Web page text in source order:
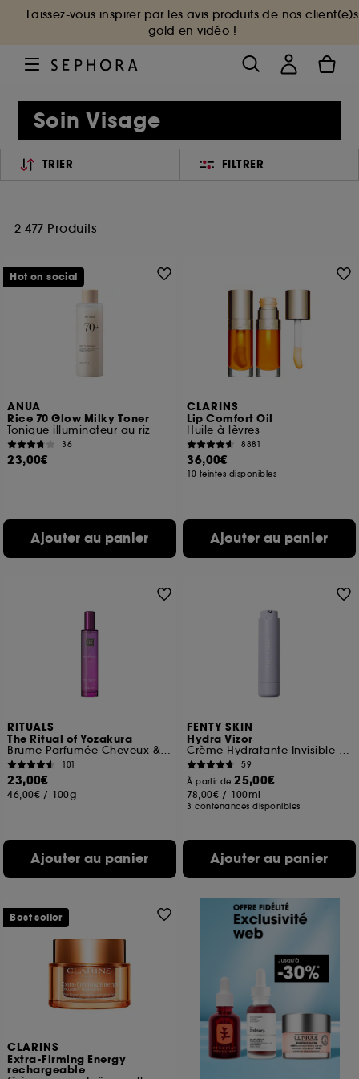
Laissez-vous inspirer par les avis produits de nos client(e)s
gold en vidéo !
Soin Visage
TRIER FILTRER
2 477 Produits
ANUA
Rice 70 Glow Milky Toner
Tonique illuminateur au riz
36
23,00€
Ajouter au panier
Hot on social
CLARINS
Lip Comfort Oil
Huile à lèvres
8881
36,00€
10 teintes disponibles
Ajouter au panier
RITUALS
The Ritual of Yozakura
Brume Parfumée Cheveux & Corps
101
23,00€
46,00€ / 100g
Ajouter au panier
FENTY SKIN
Hydra Vizor
Crème Hydratante Invisible SPF 20
59
À partir de25,00€
78,00€ / 100ml
3 contenances disponibles
Ajouter au panier
CLARINS
Extra-Firming Energy
rechargeable
Best seller